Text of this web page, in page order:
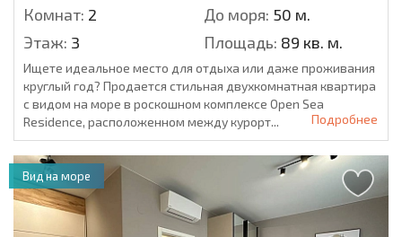
Комнат: 2 До моря: 50 м.
Этаж: 3 Площадь: 89 кв. м.
Ищете идеальное место для отдыха или даже проживания
круглый год? Продается стильная двухкомнатная квартира
с видом на море в роскошном комплексе Open Sea
Residence, расположенном между курорт...
Подробнее
Вид на море